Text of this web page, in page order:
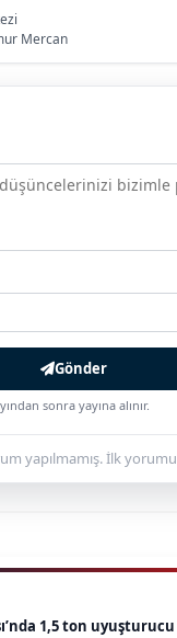
Mercan
Gönder
sonra yayına alınır.
yapılmamış. İlk yorumu
1,5 ton